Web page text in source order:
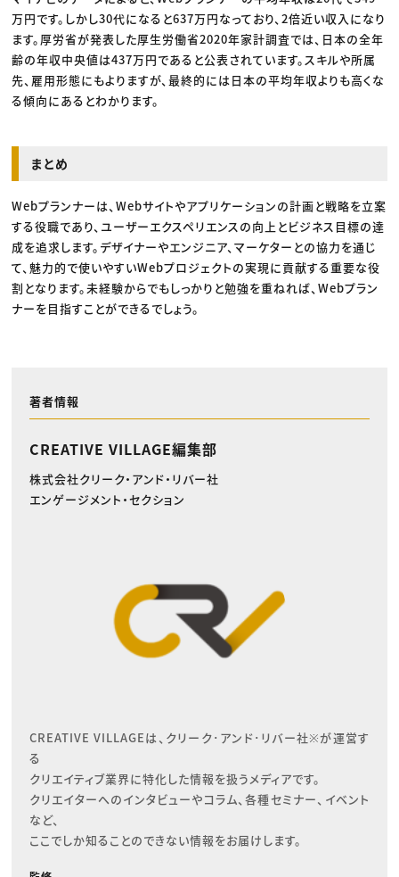
万円です。しかし30代になると637万円なっており、2倍近い収入になり
ます。厚労省が発表した厚生労働省2020年家計調査では、日本の全年
齢の年収中央値は437万円であると公表されています。スキルや所属
先、雇用形態にもよりますが、最終的には日本の平均年収よりも高くな
る傾向にあるとわかります。
まとめ
Webプランナーは、Webサイトやアプリケーションの計画と戦略を立案
する役職であり、ユーザーエクスペリエンスの向上とビジネス目標の達
成を追求します。デザイナーやエンジニア、マーケターとの協力を通じ
て、魅力的で使いやすいWebプロジェクトの実現に貢献する重要な役
割となります。未経験からでもしっかりと勉強を重ねれば、Webプラン
ナーを目指すことができるでしょう。
著者情報
CREATIVE VILLAGE編集部
株式会社クリーク・アンド・リバー社
エンゲージメント・セクション
CREATIVE VILLAGEは、クリーク･アンド･リバー社※が運営す
る
クリエイティブ業界に特化した情報を扱うメディアです。
クリエイターへのインタビューやコラム、各種セミナー、イベント
など、
ここでしか知ることのできない情報をお届けします。